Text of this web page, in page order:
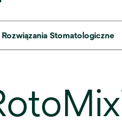
Rozwiązania Stomatologiczne